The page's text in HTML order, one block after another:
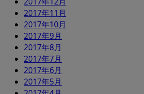
2017年11月
2017年10月
2017年9月
2017年8月
2017年7月
2017年6月
2017年5月